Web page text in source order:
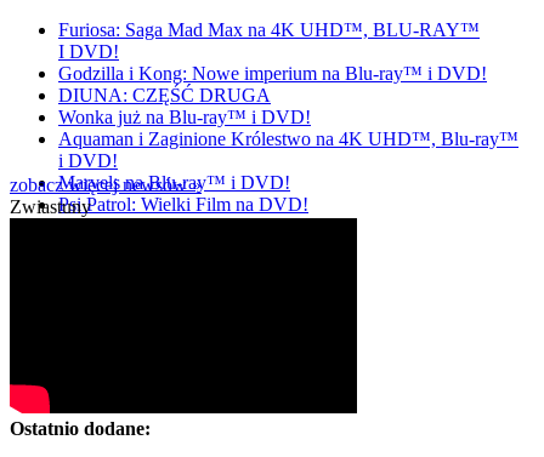
Furiosa: Saga Mad Max na 4K UHD™, BLU-RAY™
I DVD!
Godzilla i Kong: Nowe imperium na Blu-ray™ i DVD!
DIUNA: CZĘŚĆ DRUGA
Wonka już na Blu-ray™ i DVD!
Aquaman i Zaginione Królestwo na 4K UHD™, Blu-ray™
i DVD!
Marvels na Blu-ray™ i DVD!
Psi Patrol: Wielki Film na DVD!
zobacz więcej newsów »
Zwiastuny
Ostatnio dodane: